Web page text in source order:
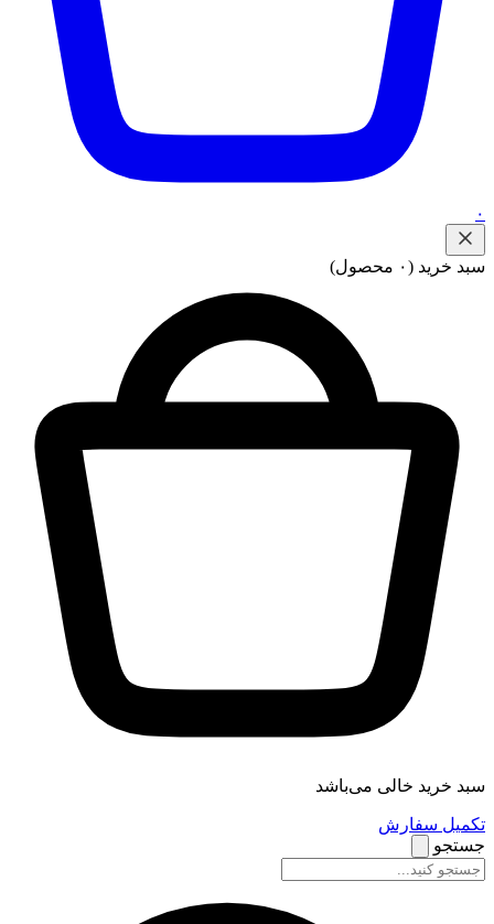
۰
سبد خرید (۰ محصول)
سبد خرید خالی می‌باشد
تکمیل سفارش
جستجو